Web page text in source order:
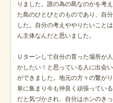
りました。誰の為の島なのかを考
た島のひとびとのものであり、自
した。自分の考えややりたいこと
ん主体なんだと思いました。
Ｕターンして自分の育った場所が
かしたい！と思っている人に出会
ができました。地元の方々の繋が
単に集まり今も仲良く頑張ってい
だと気づかされ、自分はホンのき